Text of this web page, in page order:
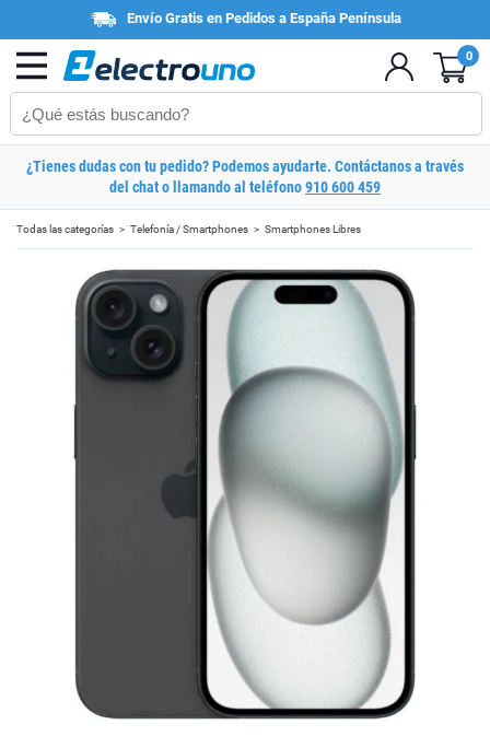
Envío Gratis en Pedidos a España Península
0
¿Tienes dudas con tu pedido? Podemos ayudarte. Contáctanos a través
del chat o llamando al teléfono910 600 459
Todas las categorías Telefonía / Smartphones Smartphones Libres